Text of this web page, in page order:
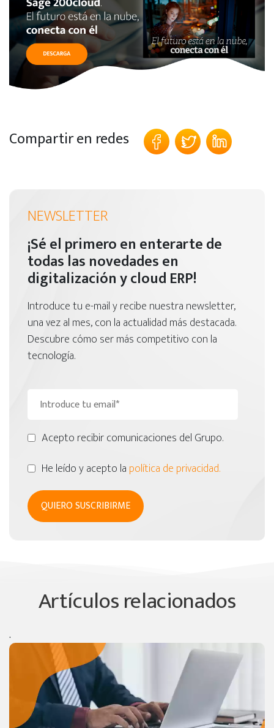
Compartir en redes
NEWSLETTER
¡Sé el primero en enterarte de
todas las novedades en
digitalización y cloud ERP!
Introduce tu e-mail y recibe nuestra newsletter,
una vez al mes, con la actualidad más destacada.
Descubre cómo ser más competitivo con la
tecnología.
Acepto recibir comunicaciones del Grupo.
He leído y acepto la política de privacidad.
Artículos relacionados
.